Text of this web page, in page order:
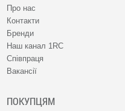
Про нас
Контакти
Бренди
Наш канал 1RC
Співпраця
Вакансії
ПОКУПЦЯМ